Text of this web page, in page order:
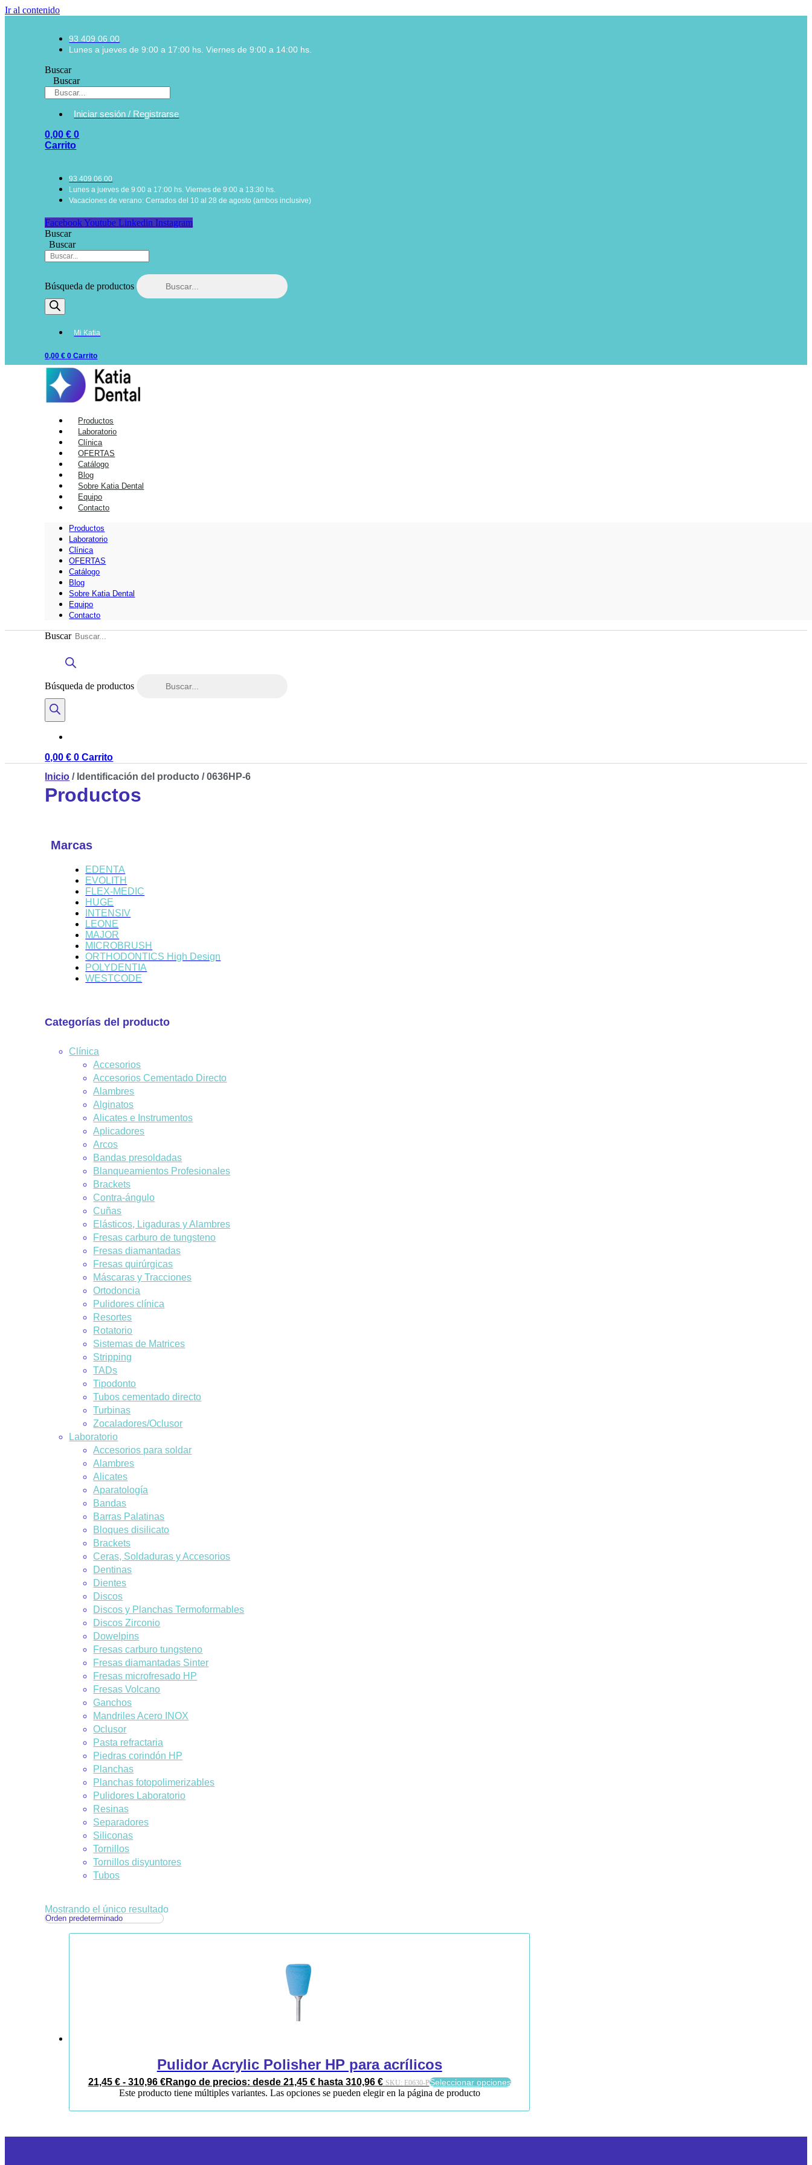
Ir al contenido
93 409 06 00
Lunes a jueves de 9:00 a 17:00 hs. Viernes de 9:00 a 14:00 hs.
Buscar
Buscar
Iniciar sesión / Registrarse
0,00€ 0
Carrito
93 409 06 00
Lunes a jueves de 9:00 a 17:00 hs. Viernes de 9:00 a 13:30 hs.
Vacaciones de verano: Cerrados del 10 al 28 de agosto (ambos inclusive)
Facebook Youtube Linkedin Instagram
Buscar
Buscar
Búsqueda de productos
Mi Katia
0,00€ 0 Carrito
Productos
Laboratorio
Clínica
OFERTAS
Catálogo
Blog
Sobre Katia Dental
Equipo
Contacto
Productos
Laboratorio
Clínica
OFERTAS
Catálogo
Blog
Sobre Katia Dental
Equipo
Contacto
Buscar
Búsqueda de productos
0,00€ 0 Carrito
Inicio / Identificación del producto / 0636HP-6
Productos
Marcas
EDENTA
EVOLITH
FLEX-MEDIC
HUGE
INTENSIV
LEONE
MAJOR
MICROBRUSH
ORTHODONTICS High Design
POLYDENTIA
WESTCODE
Categorías del producto
Clínica
Accesorios
Accesorios Cementado Directo
Alambres
Alginatos
Alicates e Instrumentos
Aplicadores
Arcos
Bandas presoldadas
Blanqueamientos Profesionales
Brackets
Contra-ángulo
Cuñas
Elásticos, Ligaduras y Alambres
Fresas carburo de tungsteno
Fresas diamantadas
Fresas quirúrgicas
Máscaras y Tracciones
Ortodoncia
Pulidores clínica
Resortes
Rotatorio
Sistemas de Matrices
Stripping
TADs
Tipodonto
Tubos cementado directo
Turbinas
Zocaladores/Oclusor
Laboratorio
Accesorios para soldar
Alambres
Alicates
Aparatología
Bandas
Barras Palatinas
Bloques disilicato
Brackets
Ceras, Soldaduras y Accesorios
Dentinas
Dientes
Discos
Discos y Planchas Termoformables
Discos Zirconio
Dowelpins
Fresas carburo tungsteno
Fresas diamantadas Sinter
Fresas microfresado HP
Fresas Volcano
Ganchos
Mandriles Acero INOX
Oclusor
Pasta refractaria
Piedras corindón HP
Planchas
Planchas fotopolimerizables
Pulidores Laboratorio
Resinas
Separadores
Siliconas
Tornillos
Tornillos disyuntores
Tubos
Mostrando el único resultado
Pulidor Acrylic Polisher HP para acrílicos
21,45 € - 310,96 €Rango de precios: desde 21,45 € hasta 310,96 € SKU: E0630-PSeleccionar opciones
Este producto tiene múltiples variantes. Las opciones se pueden elegir en la página de producto